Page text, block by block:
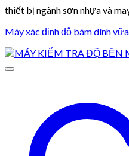
thiết bị ngành sơn nhựa và
Máy xác định độ bám dính